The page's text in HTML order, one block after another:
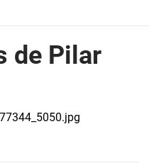
de Pilar